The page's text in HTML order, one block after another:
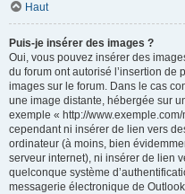
Haut
Puis-je insérer des images ?
Oui, vous pouvez insérer des
du forum ont autorisé l’insertion de
images sur le forum. Dans le cas
une image distante, hébergée sur
exemple « http://
cependant ni insérer de lien vers
ordinateur (à moins, bien
serveur internet), ni insérer de lien
quelconque système
messagerie électronique de